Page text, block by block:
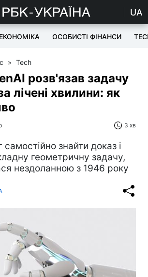
UA
ЕКОНОМІКА ОСОБИСТІ ФІНАНСИ
» Tech
розв'язав задачу
лічені хвилини: як
3 хв
самостійно знайти доказ і
геометричну задачу,
нездоланною з 1946 року